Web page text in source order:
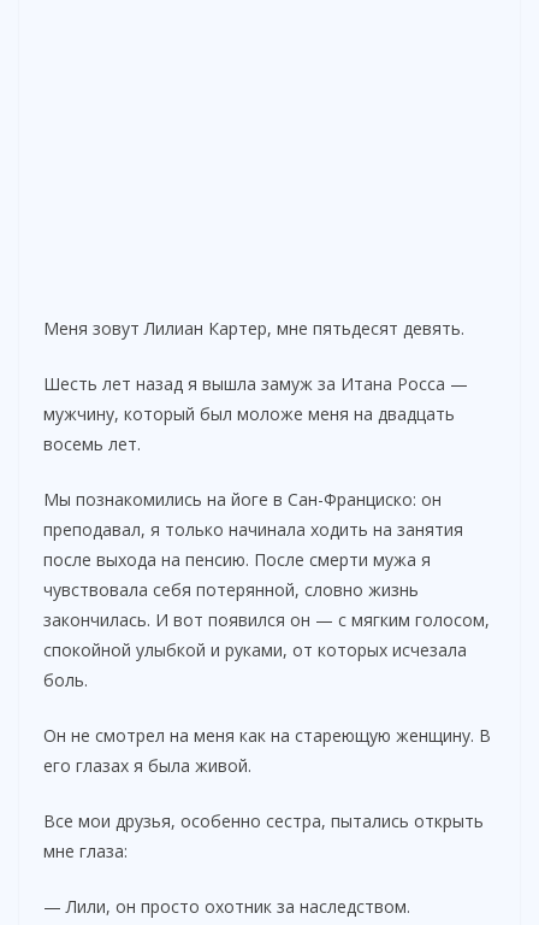
Меня зовут Лилиан Картер, мне пятьдесят девять.
Шесть лет назад я вышла замуж за Итана Росса —
мужчину, который был моложе меня на двадцать
восемь лет.
Мы познакомились на йоге в Сан-Франциско: он
преподавал, я только начинала ходить на занятия
после выхода на пенсию. После смерти мужа я
чувствовала себя потерянной, словно жизнь
закончилась. И вот появился он — с мягким голосом,
спокойной улыбкой и руками, от которых исчезала
боль.
Он не смотрел на меня как на стареющую женщину. В
его глазах я была живой.
Все мои друзья, особенно сестра, пытались открыть
мне глаза:
— Лили, он просто охотник за наследством.